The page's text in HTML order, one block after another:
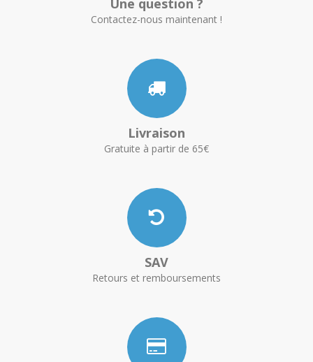
Contactez-nous maintenant !
Livraison
Gratuite à partir de 65€
SAV
Retours et remboursements